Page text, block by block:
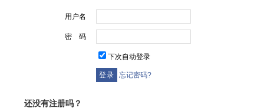
用户名
密 码
下次自动登录
忘记密码?
还没有注册吗？